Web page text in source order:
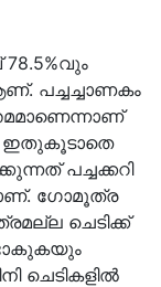
പച്ചച്ചാണകം
ഇതുകൂടാതെ
പച്ചക്കറി
ഗോമൂത്ര
ചെടിക്ക്
ചെടികളിൽ